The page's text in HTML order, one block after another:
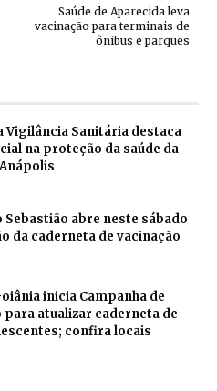
Saúde de Aparecida leva
vacinação para terminais de
ônibus e parques
Vigilância Sanitária destaca
na proteção da saúde da
Sebastião abre neste sábado
da caderneta de vacinação
inicia Campanha de
atualizar caderneta de
confira locais